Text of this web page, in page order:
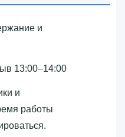
и
13:00–14:00
и
работы